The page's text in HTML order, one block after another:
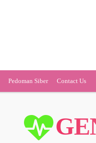
Pedoman Siber Contact Us